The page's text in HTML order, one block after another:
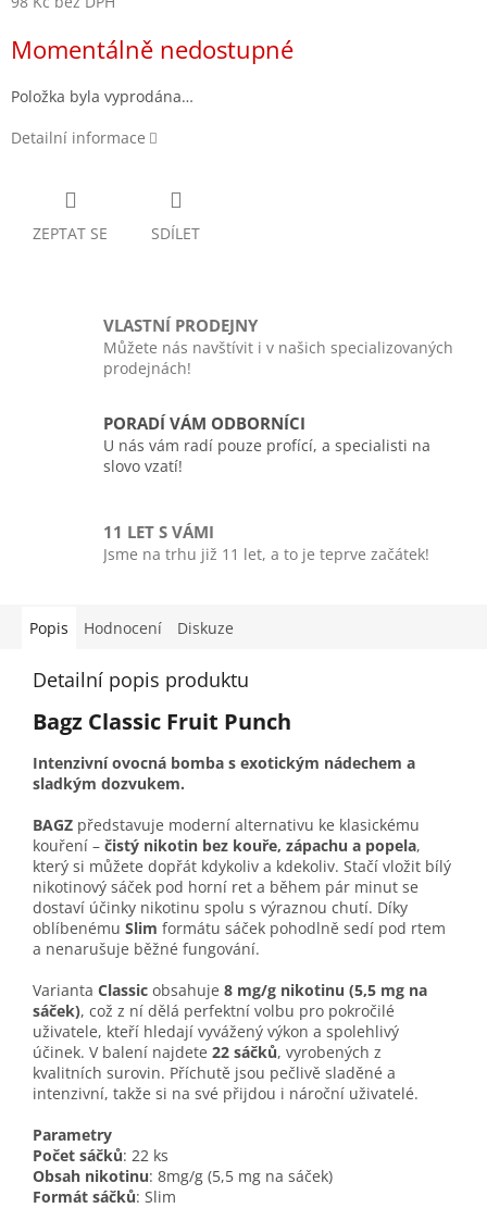
cena:
Momentálně nedostupné
Položka byla vyprodána…
Detailní informace
ZEPTAT SE SDÍLET
VLASTNÍ PRODEJNY
Můžete nás navštívit i v našich specializovaných
prodejnách!
PORADÍ VÁM ODBORNÍCI
U nás vám radí pouze profící, a specialisti na
slovo vzatí!
11 LET S VÁMI
Jsme na trhu již 11 let, a to je teprve začátek!
Popis Hodnocení Diskuze
Detailní popis produktu
Bagz Classic Fruit Punch
Intenzivní ovocná bomba s exotickým nádechem a
sladkým dozvukem.
BAGZ představuje moderní alternativu ke klasickému
kouření – čistý nikotin bez kouře, zápachu a popela,
který si můžete dopřát kdykoliv a kdekoliv. Stačí vložit bílý
nikotinový sáček pod horní ret a během pár minut se
dostaví účinky nikotinu spolu s výraznou chutí. Díky
oblíbenému Slim formátu sáček pohodlně sedí pod rtem
a nenarušuje běžné fungování.
Varianta Classic obsahuje 8 mg/g nikotinu (5,5 mg na
sáček), což z ní dělá perfektní volbu pro pokročilé
uživatele, kteří hledají vyvážený výkon a spolehlivý
účinek. V balení najdete 22 sáčků, vyrobených z
kvalitních surovin. Příchutě jsou pečlivě sladěné a
intenzivní, takže si na své přijdou i nároční uživatelé.
Parametry
Počet sáčků: 22 ks
Obsah nikotinu: 8mg/g (5,5 mg na sáček)
Formát sáčků: Slim